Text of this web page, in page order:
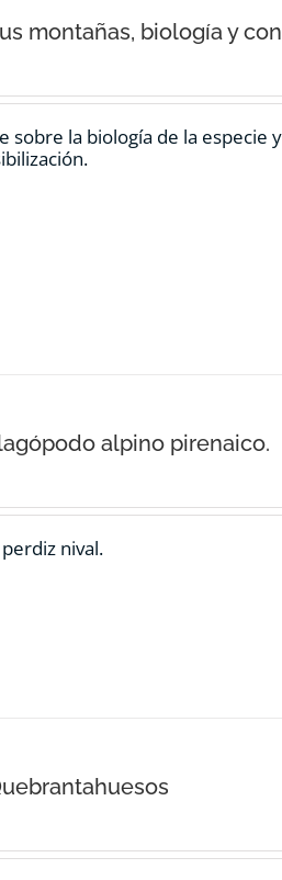
montañas, biología y
sobre la biología de la
alpino pirenaico.
nival.